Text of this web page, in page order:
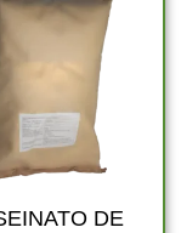
DE